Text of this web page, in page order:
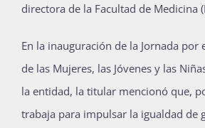
directora de la Facultad de Medicina
En la inauguración de la Jornada por
de las Mujeres, las Jóvenes y las
la entidad, la titular mencionó que,
trabaja para impulsar la igualdad de